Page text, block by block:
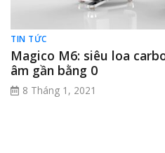
TIN TỨC
Magico M6: siêu loa
âm gần bằng 0
8 Tháng 1, 2021